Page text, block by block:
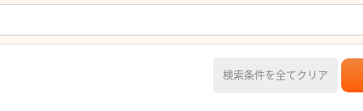
検索条件を全てクリア